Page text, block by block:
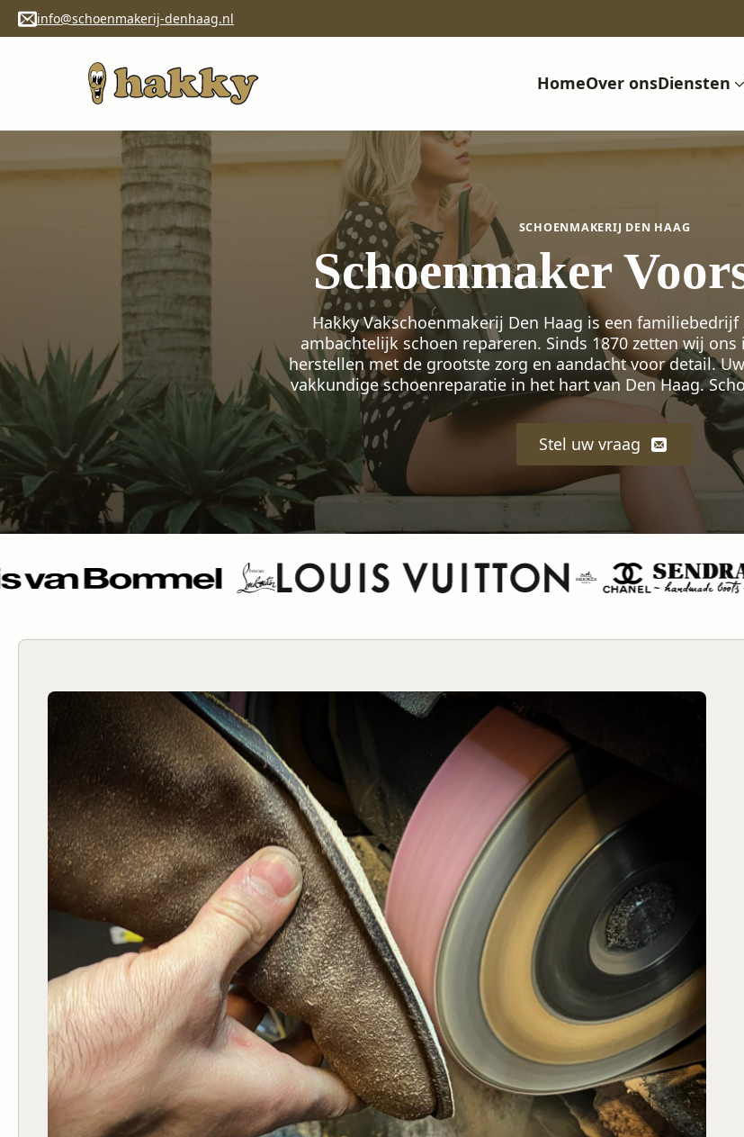
info@schoenmakerij-denhaag.nl
HomeOver onsDiensten
SCHOENMAKERIJ DEN HAAG
Schoenmaker
Hakky Vakschoenmakerij Den Haag is een
ambachtelijk schoen repareren. Sinds 1870 zetten wij
herstellen met de grootste zorg en aandacht voor detail.
vakkundige schoenreparatie in het hart van Den Haag.
Stel uw vraag